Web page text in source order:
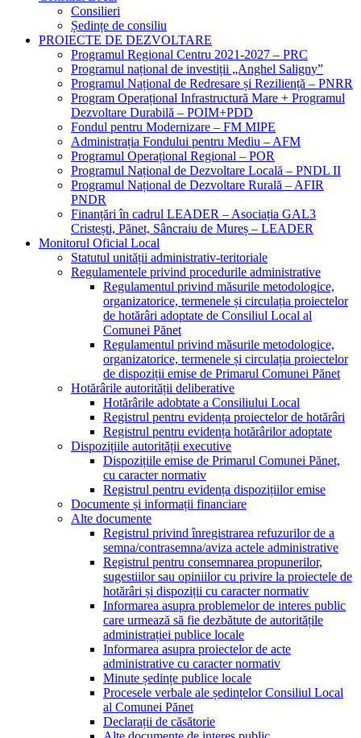
Consilieri
Ședințe de consiliu
PROIECTE DE DEZVOLTARE
Programul Regional Centru 2021-2027 – PRC
Programul național de investiții „Anghel Saligny”
Programul Național de Redresare și Reziliență – PNRR
Program Operațional Infrastructură Mare + Programul
Dezvoltare Durabilă – POIM+PDD
Fondul pentru Modernizare – FM MIPE
Administrația Fondului pentru Mediu – AFM
Programul Operațional Regional – POR
Programul Național de Dezvoltare Locală – PNDL II
Programul Național de Dezvoltare Rurală – AFIR
PNDR
Finanțări în cadrul LEADER – Asociația GAL3
Cristești, Pănet, Sâncraiu de Mureș – LEADER
Monitorul Oficial Local
Statutul unității administrativ-teritoriale
Regulamentele privind procedurile administrative
Regulamentul privind măsurile metodologice,
organizatorice, termenele și circulația proiectelor
de hotărâri adoptate de Consiliul Local al
Comunei Pănet
Regulamentul privind măsurile metodologice,
organizatorice, termenele și circulația proiectelor
de dispoziții emise de Primarul Comunei Pănet
Hotărârile autorității deliberative
Hotărârile adobtate a Consiliului Local
Registrul pentru evidența proiectelor de hotărâri
Registrul pentru evidența hotărârilor adoptate
Dispozițiile autorității executive
Dispozițiile emise de Primarul Comunei Pănet,
cu caracter normativ
Registrul pentru evidența dispozițiilor emise
Documente și informații financiare
Alte documente
Registrul privind înregistrarea refuzurilor de a
semna/contrasemna/aviza actele administrative
Registrul pentru consemnarea propunerilor,
sugestiilor sau opiniilor cu privire la proiectele de
hotărâri și dispoziții cu caracter normativ
Informarea asupra problemelor de interes public
care urmează să fie dezbătute de autoritățile
administrației publice locale
Informarea asupra proiectelor de acte
administrative cu caracter normativ
Minute ședințe publice locale
Procesele verbale ale ședințelor Consiliul Local
al Comunei Pănet
Declarații de căsătorie